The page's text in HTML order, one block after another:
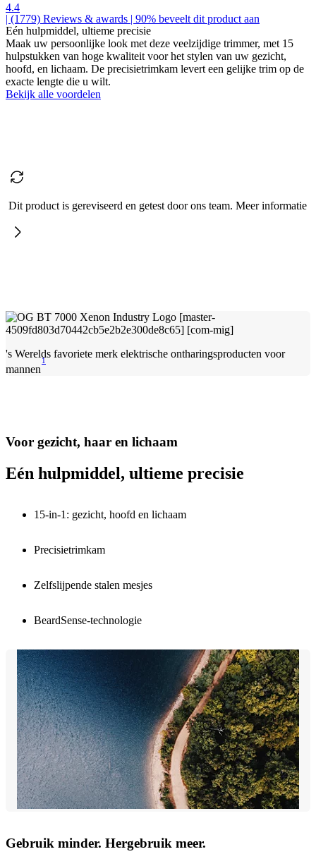
4.4
| (1779) Reviews & awards | 90% beveelt dit product aan
Eén hulpmiddel, ultieme precisie
Maak uw persoonlijke look met deze veelzijdige trimmer, met 15
hulpstukken van hoge kwaliteit voor het stylen van uw gezicht,
hoofd, en lichaam. De precisietrimkam levert een gelijke trim op de
exacte lengte die u wilt.
Bekijk alle voordelen
Dit product is gereviseerd en getest door ons team. Meer informatie
's Werelds favoriete merk elektrische ontharingsproducten voor
mannen
1
Voor gezicht, haar en lichaam
Eén hulpmiddel, ultieme precisie
15-in-1: gezicht, hoofd en lichaam
Precisietrimkam
Zelfslijpende stalen mesjes
BeardSense-technologie
Gebruik minder. Hergebruik meer.